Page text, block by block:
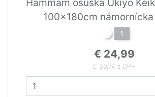
Hammam osuška Ukiyo
100x180cm
1
€ 24,99
€ 30,74 s DPH